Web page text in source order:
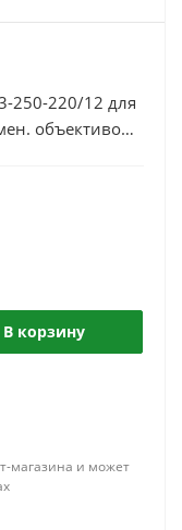
250-220/12 для
объективом,
В корзину
магазина и может